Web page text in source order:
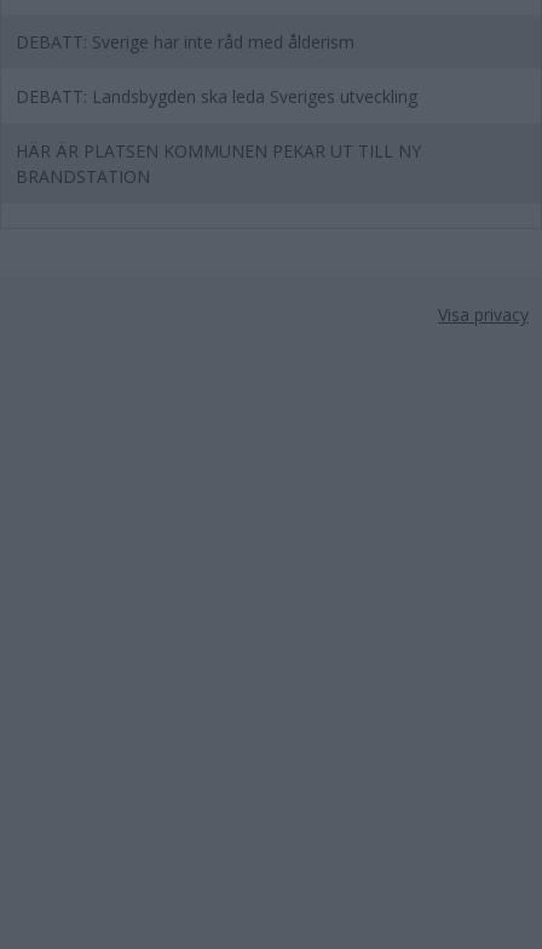
DEBATT: Sverige har inte råd med ålderism
DEBATT: Landsbygden ska leda Sveriges utveckling
HÄR ÄR PLATSEN KOMMUNEN PEKAR UT TILL NY
BRANDSTATION
Visa privacy